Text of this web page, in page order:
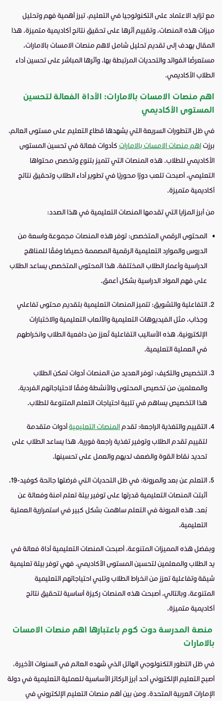
مع تزايد الاعتماد على التكنولوجيا في التعليم، تبرز أهمية فهم وتحليل
ميزات هذه المنصات، وتقييم أثرها على تحقيق نتائج أكاديمية متميزة. هذا
المقال يهدف إلى تقديم تحليل شامل لاهم منصات الامسات بالامارات،
مستعرضًا الفوائد والتحديات المرتبطة بها، وأثرها المباشر على تحسين أداء
الطلاب الأكاديمي.
اهم منصات الامسات بالامارات: الأداة الفعالة لتحسين
المستوى الأكاديمي
في ظل التطورات السريعة التي يشهدها قطاع التعليم على مستوى العالم،
برزت اهم منصات الامسات بالامارات كأدوات فعالة في تحسين المستوى
الأكاديمي للطلاب. هذه المنصات التي تتميز بتنوع وتخصص محتواها
التعليمي، أصبحت تلعب دورًا محوريًا في تطوير أداء الطلاب وتحقيق نتائج
أكاديمية متميزة.
من أبرز المزايا التي تقدمها المنصات التعليمية في هذا الصدد:
المحتوى الرقمي المتخصص: توفر هذه المنصات مجموعة واسعة من
الدروس والموارد التعليمية الرقمية المصممة خصيصًا وفقًا للمناهج
الدراسية وأعمار الطلاب المختلفة. هذا المحتوى المتخصص يساعد الطلاب
على فهم المواد الدراسية بشكل أعمق.
التفاعلية والتشويق: تتميز المنصات التعليمية بتقديم محتوى تفاعلي
وجذاب، مثل الفيديوهات التعليمية والألعاب التعليمية والاختبارات
الإلكترونية. هذه الأساليب التفاعلية تُعزز من دافعية الطلاب وانخراطهم
في العملية التعليمية.
التخصيص والتكيف: توفر العديد من المنصات أدوات تمكن الطلاب
والمعلمين من تخصيص المحتوى والأنشطة وفقًا لاحتياجاتهم الفردية.
هذا التخصيص يساهم في تلبية احتياجات التعلم المتنوعة للطلاب.
التقييم والتغذية الراجعة: تقدم المنصات التعليميةأدوات متقدمة
لتقييم تقدم الطلاب وتوفير تغذية راجعة فورية. هذا يساعد الطلاب على
تحديد نقاط القوة والضعف لديهم والعمل على تحسينها.
التعلم عن بعد والمرونة: في ظل التحديات التي فرضتها جائحة كوفيد-19،
أثبتت المنصات التعليمية قدرتها على توفير بيئة تعلم آمنة وفعالة عن
بُعد. هذه المرونة في التعلم ساهمت بشكل كبير في استمرارية العملية
التعليمية.
وبفضل هذه المميزات المتنوعة، أصبحت المنصات التعليمية أداة فعالة في
يد الطلاب والمعلمين لتحسين المستوى الأكاديمي. فهي توفر بيئة تعليمية
شيقة وتفاعلية تعزز من انخراط الطلاب وتلبي احتياجاتهم التعليمية
المتنوعة. وبالتالي، أصبحت هذه المنصات ركيزة أساسية لتحقيق نتائج
أكاديمية متميزة.
منصة المدرسة دوت كوم باعتبارها اهم منصات الامسات
بالامارات
في ظل التطور التكنولوجي الهائل الذي شهده العالم في السنوات الأخيرة،
أصبح التعليم الإلكتروني أحد أبرز الركائز الأساسية للعملية التعليمية في دولة
الإمارات العربية المتحدة. ومن بين أهم منصات التعليم الإلكتروني في